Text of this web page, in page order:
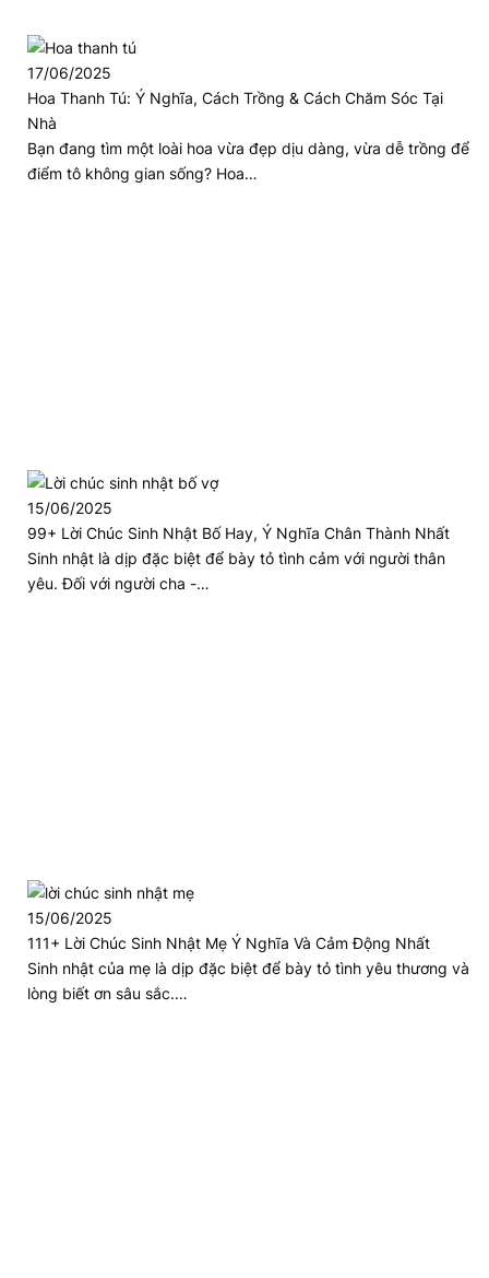
17/06/2025
Hoa Thanh Tú: Ý Nghĩa, Cách Trồng & Cách Chăm Sóc Tại
Nhà
Bạn đang tìm một loài hoa vừa đẹp dịu dàng, vừa dễ trồng để
điểm tô không gian sống? Hoa…
15/06/2025
99+ Lời Chúc Sinh Nhật Bố Hay, Ý Nghĩa Chân Thành Nhất
Sinh nhật là dịp đặc biệt để bày tỏ tình cảm với người thân
yêu. Đối với người cha -…
15/06/2025
111+ Lời Chúc Sinh Nhật Mẹ Ý Nghĩa Và Cảm Động Nhất
Sinh nhật của mẹ là dịp đặc biệt để bày tỏ tình yêu thương và
lòng biết ơn sâu sắc.…